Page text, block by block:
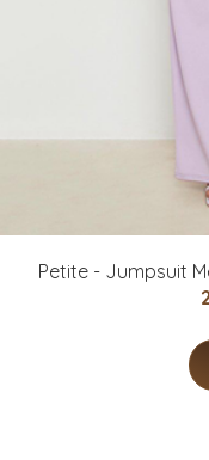
Petite - Jumpsuit